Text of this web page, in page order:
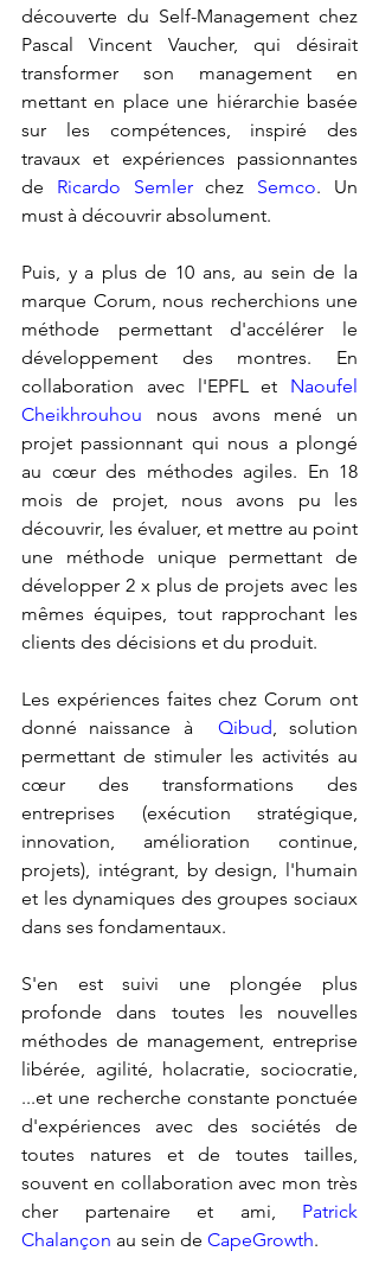
découverte du Self-Management chez
Pascal Vincent Vaucher, qui désirait
transformer son management en
mettant en place une hiérarchie basée
sur les compétences, inspiré des
travaux et expériences passionnantes
de Ricardo Semler chez Semco. Un
must à découvrir absolument.
Puis, y a plus de 10 ans, au sein de la
marque Corum, nous recherchions une
méthode permettant d'accélérer le
développement des montres. En
collaboration avec l'EPFL et Naoufel
Cheikhrouhou nous avons mené un
projet passionnant qui nous a plongé
au cœur des méthodes agiles. En 18
mois de projet, nous avons pu les
découvrir, les évaluer, et mettre au point
une méthode unique permettant de
développer 2 x plus de projets avec les
mêmes équipes, tout rapprochant les
clients des décisions et du produit.
Les expériences faites chez Corum ont
donné naissance à Qibud , solution
permettant de stimuler les activités au
cœur des transformations des
entreprises (exécution stratégique,
innovation, amélioration continue,
projets), intégrant, by design, l'humain
et les dynamiques des groupes sociaux
dans ses fondamentaux.
S'en est suivi une plongée plus
profonde dans toutes les nouvelles
méthodes de management, entreprise
libérée, agilité, holacratie, sociocratie,
...et une recherche constante ponctuée
d'expériences avec des sociétés de
toutes natures et de toutes tailles,
souvent en collaboration avec mon très
cher partenaire et ami, Patrick
Chalançon au sein de CapeGrowth.